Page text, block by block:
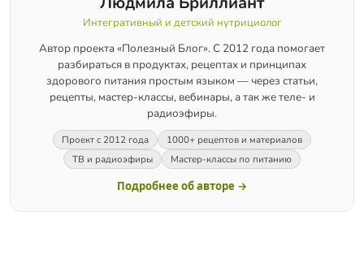
Интегративный и детский нутрициолог
Автор проекта «Полезный Блог». С 2012 года помогает
разбираться в продуктах, рецептах и принципах
здорового питания простым языком — через статьи,
рецепты, мастер-классы, вебинары, а так же теле- и
радиоэфиры.
Проект с 2012 года
1000+ рецептов и материалов
ТВ и радиоэфиры
Мастер-классы по питанию
Подробнее об авторе →